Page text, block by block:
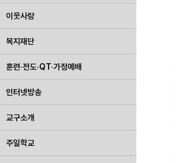
이웃사랑
복지재단
훈련·전도·QT·가정예배
인터넷방송
교구소개
주일학교